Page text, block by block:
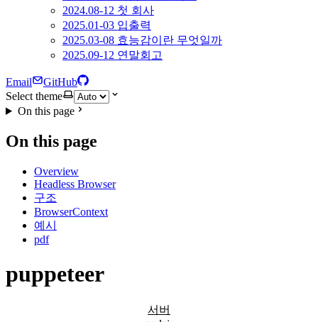
2024.08-12 첫 회사
2025.01-03 입출력
2025.03-08 효능감이란 무엇일까
2025.09-12 연말회고
Email
GitHub
Select theme
On this page
On this page
Overview
Headless Browser
구조
BrowserContext
예시
pdf
puppeteer
서버